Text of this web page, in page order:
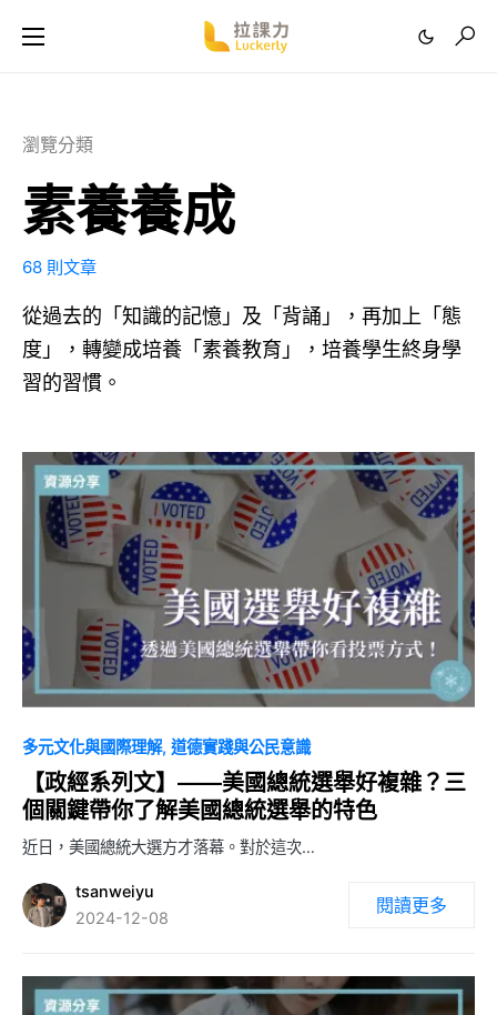
瀏覽分類
素養養成
68 則文章
從過去的「知識的記憶」及「背誦」，再加上「態
度」，轉變成培養「素養教育」，培養學生終身學
習的習慣。
0
多元文化與國際理解 道德實踐與公民意識
【政經系列文】——美國總統選舉好複雜？三
個關鍵帶你了解美國總統選舉的特色
近日，美國總統大選方才落幕。對於這次…
tsanweiyu
2024-12-08
閱讀更多